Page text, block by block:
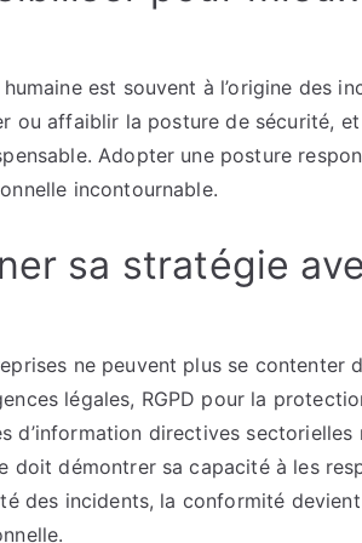
est souvent à l’origine des
ou affaiblir la posture de sécurité,
Adopter une posture
incontournable.
sa stratégie
ne peuvent plus se contenter
légales, RGPD pour la
d’information directives
doit démontrer sa capacité à les
des incidents, la conformité